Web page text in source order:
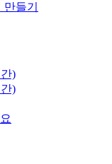
들기
)
)